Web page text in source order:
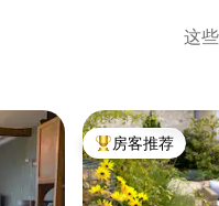
这
热门「房客推荐」
房客推荐